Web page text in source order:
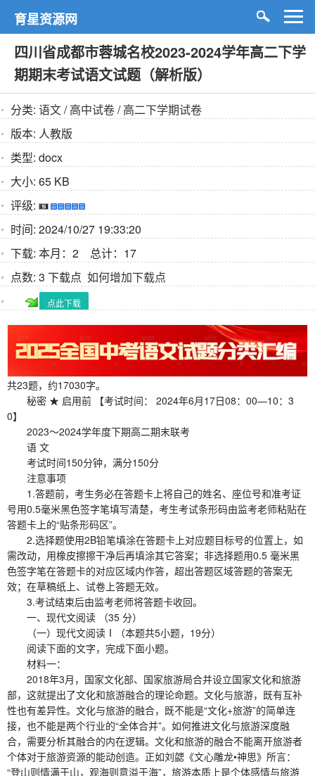
育星资源网
四川省成都市蓉城名校2023-2024学年高二下学
期期末考试语文试题（解析版）
分类: 语文/高中试卷/高二下学期试卷
版本: 人教版
类型: docx
大小: 65 KB
评级:
时间: 2024/10/27 19:33:20
下载: 本月：2 总计：17
点数: 3 下载点 如何增加下载点
点此下载
共23题，约17030字。
秘密 ★ 启用前 【考试时间： 2024年6月17日08：00—10：3
0】
2023～2024学年度下期高二期末联考
语 文
考试时间150分钟，满分150分
注意事项
1.答题前，考生务必在答题卡上将自己的姓名、座位号和准考证
号用0.5毫米黑色签字笔填写清楚，考生考试条形码由监考老师粘贴在
答题卡上的“贴条形码区”。
2.选择题使用2B铅笔填涂在答题卡上对应题目标号的位置上，如
需改动，用橡皮擦擦干净后再填涂其它答案；非选择题用0.5 毫米黑
色签字笔在答题卡的对应区域内作答，超出答题区域答题的答案无
效；在草稿纸上、试卷上答题无效。
3.考试结束后由监考老师将答题卡收回。
一、现代文阅读 （35 分）
（一）现代文阅读Ⅰ（本题共5小题，19分）
阅读下面的文字，完成下面小题。
材料一：
2018年3月，国家文化部、国家旅游局合并设立国家文化和旅游
部，这就提出了文化和旅游融合的理论命题。文化与旅游，既有互补
性也有差异性。文化与旅游的融合，既不能是“文化+旅游”的简单连
接，也不能是两个行业的“全体合并”。如何推进文化与旅游深度融
合，需要分析其融合的内在逻辑。文化和旅游的融合不能离开旅游者
个体对于旅游资源的能动创造。正如刘勰《文心雕龙•神思》所言：
“登山则情满于山，观海则意溢于海”，旅游本质上是个体感情与旅游